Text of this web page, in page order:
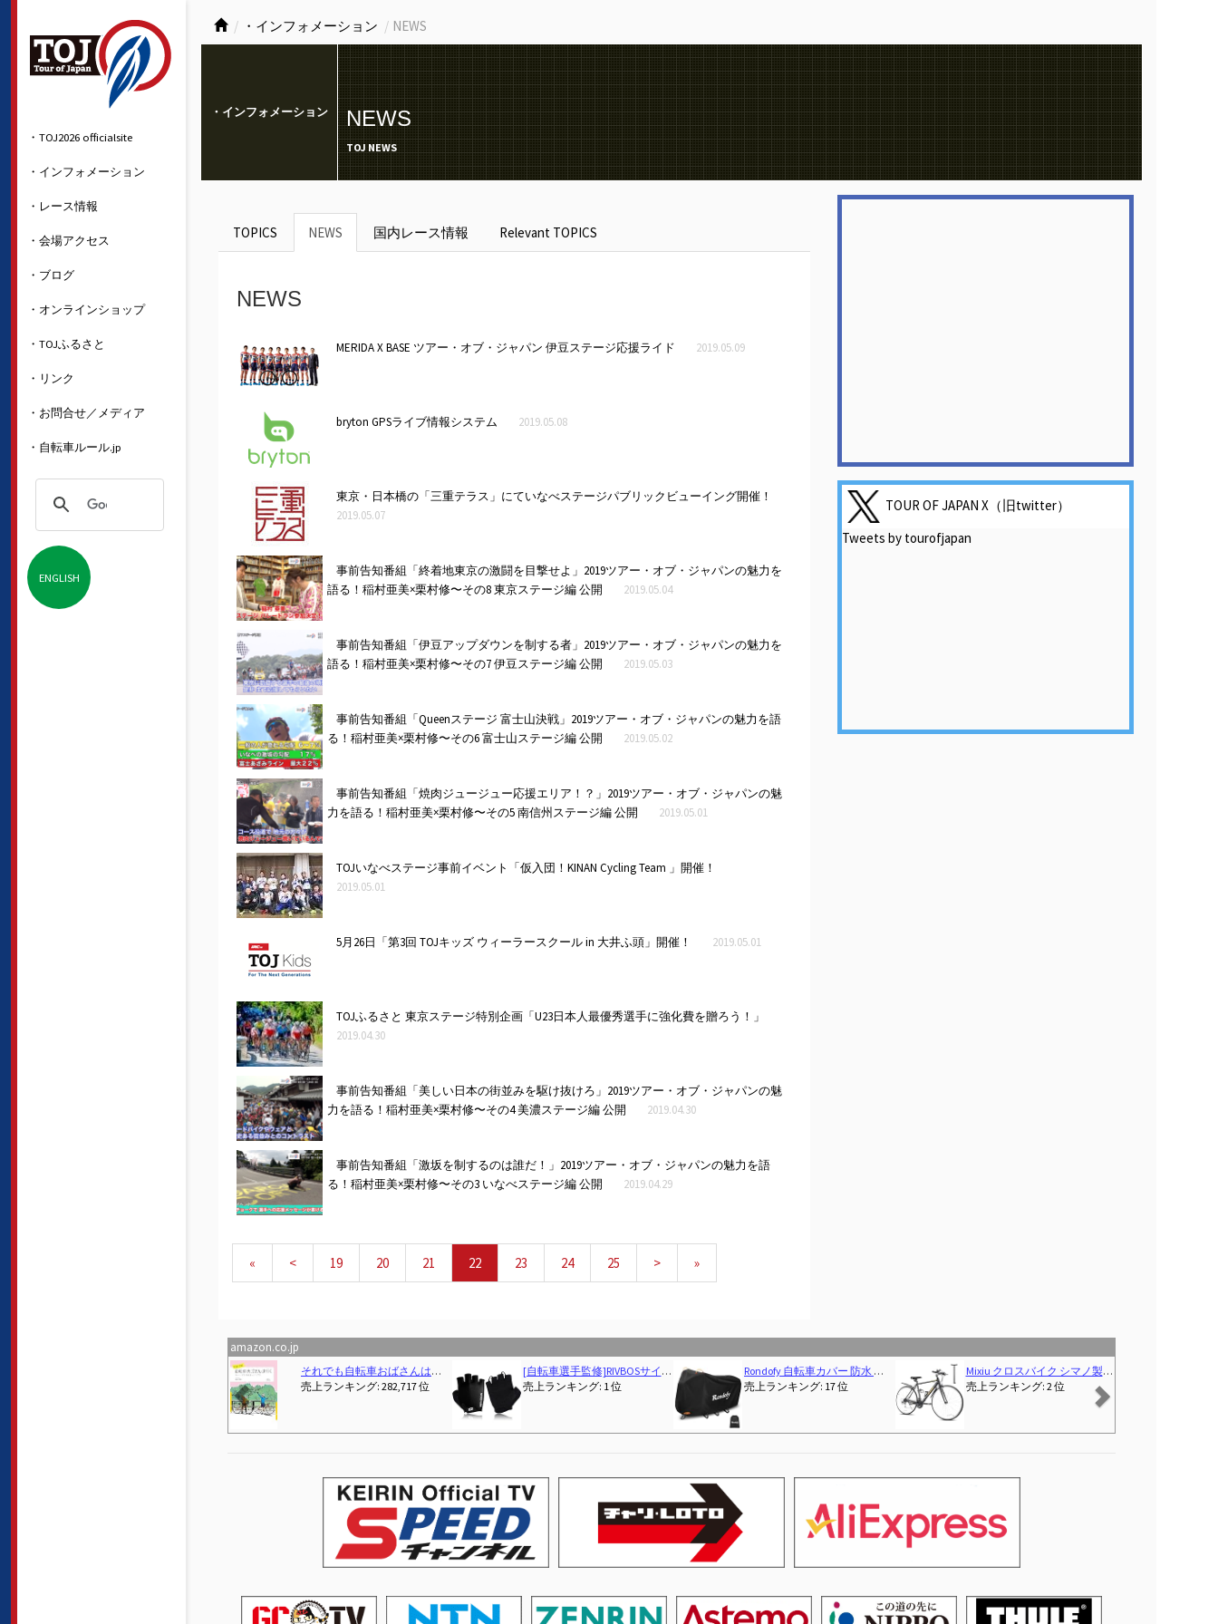
・TOJ2026 officialsite
・インフォメーション
・レース情報
・会場アクセス
・ブログ
・オンラインショップ
・TOJふるさと
・リンク
・お問合せ／メディア
・自転車ルール.jp
ENGLISH
・インフォメーション NEWS
・インフォメーション NEWS
TOJ NEWS
TOPICS NEWS 国内レース情報 Relevant TOPICS
NEWS
MERIDA X BASE ツアー・オブ・ジャパン 伊豆ステージ応援ライド 2019.05.09
bryton GPSライブ情報システム 2019.05.08
東京・日本橋の「三重テラス」にていなべステージパブリックビューイング開催！
2019.05.07
事前告知番組「終着地東京の激闘を目撃せよ」2019ツアー・オブ・ジャパンの魅力を
語る！稲村亜美×栗村修〜その8 東京ステージ編 公開
2019.05.04
事前告知番組「伊豆アップダウンを制する者」2019ツアー・オブ・ジャパンの魅力を
語る！稲村亜美×栗村修〜その7 伊豆ステージ編 公開
2019.05.03
事前告知番組「Queenステージ 富士山決戦」2019ツアー・オブ・ジャパンの魅力を語
る！稲村亜美×栗村修〜その6 富士山ステージ編 公開
2019.05.02
事前告知番組「焼肉ジュージュー応援エリア！？」2019ツアー・オブ・ジャパンの魅
力を語る！稲村亜美×栗村修〜その5 南信州ステージ編 公開
2019.05.01
TOJいなべステージ事前イベント「仮入団！KINAN Cycling Team 」開催！
2019.05.01
5月26日「第3回 TOJキッズ ウィーラースクール in 大井ふ頭」開催！ 2019.05.01
TOJふるさと 東京ステージ特別企画「U23日本人最優秀選手に強化費を贈ろう！」
2019.04.30
事前告知番組「美しい日本の街並みを駆け抜けろ」2019ツアー・オブ・ジャパンの魅
力を語る！稲村亜美×栗村修〜その4 美濃ステージ編 公開
2019.04.30
事前告知番組「激坂を制するのは誰だ！」2019ツアー・オブ・ジャパンの魅力を語
る！稲村亜美×栗村修〜その3 いなべステージ編 公開
2019.04.29
« < 19 20 21 22 23 24 25 > »
TOUR OF JAPAN X（旧twitter）
Tweets by tourofjapan
amazon.co.jp
それでも自転車おばさんは行く ロードバイクに乗る主婦のつぶやき
(2026-05-29T00:00:01Z)
売上ランキング: 282,717 位
[自転車選手監修]RIVBOSサイクルグローブ サイクリング 自転車 ロードバイク グローブ 手袋 3D 立体 指切り gel入り 耐磨耗性 伸縮性 通気性 男女兼用 夏用 CHG001
売上ランキング: 1 位
Rondofy 自転車カバー 防水 厚手 破れにくい 【820g 420D 厚手モデル】【 使い捨てバイクカバーにサヨナラ！】 最新型 4箇ワンタッチバックル 風飛び防止 全天候対応 雨避け UV加工 盗難防止 29インチまで対応
売上ランキング: 17 位
Mixiu クロスバイク シマノ製21段変速 自転車 700C 27インチ相当 高炭素鋼フレーム 軽量 クロスバイク 男女兼用 通勤 通学 旅行 街乗り マウンテンバイク 空気入れ付き、前後泥除け、ワイヤーロック、ライト、反射板、コップホルダー (ブラック)
売上ランキング: 2 位
Previous Next